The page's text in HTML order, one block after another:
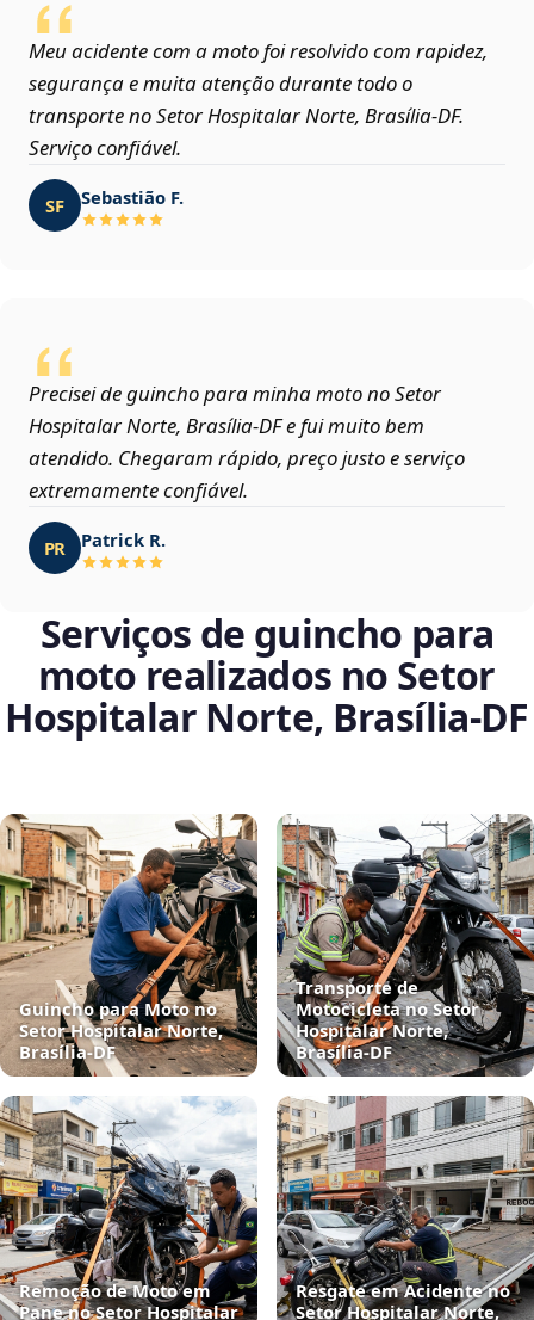
Meu acidente com a moto foi resolvido com rapidez,
segurança e muita atenção durante todo o
transporte no Setor Hospitalar Norte, Brasília‑DF.
Serviço confiável.
SF Sebastião F.
Precisei de guincho para minha moto no Setor
Hospitalar Norte, Brasília‑DF e fui muito bem
atendido. Chegaram rápido, preço justo e serviço
extremamente confiável.
PR Patrick R.
Serviços de guincho para
moto realizados no Setor
Hospitalar Norte, Brasília‑DF
Guincho para Moto no
Setor Hospitalar Norte,
Brasília‑DF
Transporte de
Motocicleta no Setor
Hospitalar Norte,
Brasília‑DF
Remoção de Moto em
Pane no Setor Hospitalar
Resgate em Acidente no
Setor Hospitalar Norte,